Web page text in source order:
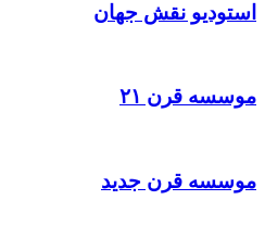
استودیو نقش جهان
موسسه قرن ۲۱
موسسه قرن جدید